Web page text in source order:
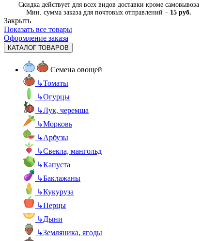
Скидка действует для всех видов доставки кроме самовывоза
Мин. сумма заказа для почтовых отправлений – 15 руб.
Закрыть
Показать все товары
Оформление заказа
КАТАЛОГ ТОВАРОВ
Семена овощей
↳Томаты
↳Огурцы
↳Лук, черемша
↳Морковь
↳Арбузы
↳Свекла, мангольд
↳Капуста
↳Баклажаны
↳Кукуруза
↳Перцы
↳Дыни
↳Земляника, ягоды